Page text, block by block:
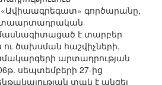
գործարանը,
է տարբեր
ու ծախսման հաշվիչների,
արտադրության
սեպտեմբերի 27-ից
տակ է անցել